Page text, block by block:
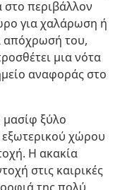
στο περιβάλλον
για χαλάρωση ή
απόχρωσή του,
μια νότα
αναφοράς στο
ξύλο
χώρου
Η ακακία
στις καιρικές